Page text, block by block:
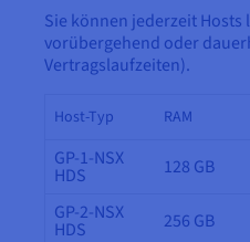
Sie können jederzeit
vorübergehend oder
Vertragslaufzeiten).
Host-Typ RAM
GP-1-NSX
HDS 128 GB
GP-2-NSX
HDS 256 GB